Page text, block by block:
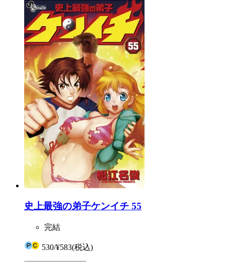
史上最強の弟子ケンイチ 55
完結
530/¥583(税込)